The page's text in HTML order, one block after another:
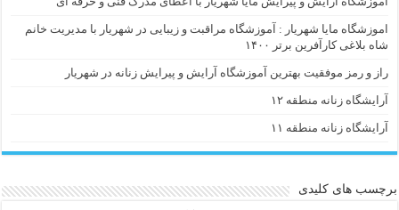
اموزشگاه مایا شهریار : آموزشگاه مراقبت و زیبایی در شهریار با مدیریت خانم
شاه بلاغی کارآفرین برتر ۱۴۰۰
راز و رمز موفقیت بهترین آموزشگاه آرایش و پیرایش زنانه در شهریار
آرایشگاه زنانه منطقه ۱۲
آرایشگاه زنانه منطقه ۱۱
برچسب های کلیدی